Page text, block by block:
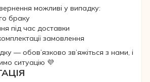
можливі у випадку:
браку
під час доставки
замовлення
— обов’язково зв’яжіться з нами, і
ситуацію 💜